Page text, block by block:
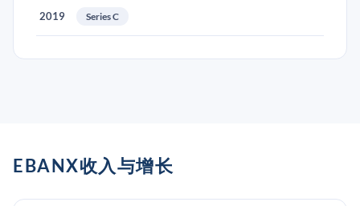
2019 Series C
EBANX收入与增长